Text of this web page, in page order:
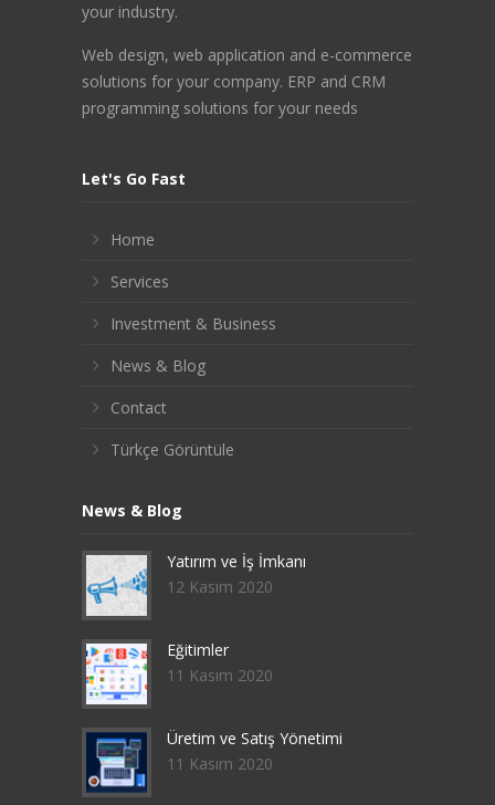
your industry.
Web design, web application and e-commerce
solutions for your company. ERP and CRM
programming solutions for your needs
Let's Go Fast
Home
Services
Investment & Business
News & Blog
Contact
Türkçe Görüntüle
News & Blog
Yatırım ve İş İmkanı
12 Kasım 2020
Eğitimler
11 Kasım 2020
Üretim ve Satış Yönetimi
11 Kasım 2020